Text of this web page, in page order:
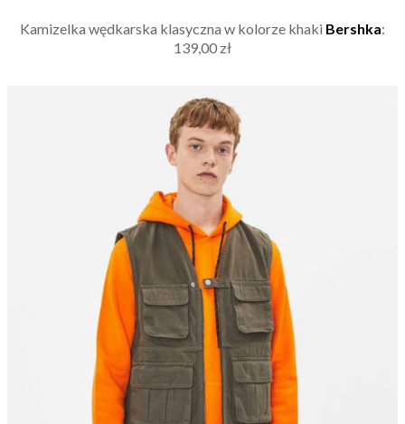
Kamizelka wędkarska klasyczna w kolorze khaki Bershka:
139,00 zł